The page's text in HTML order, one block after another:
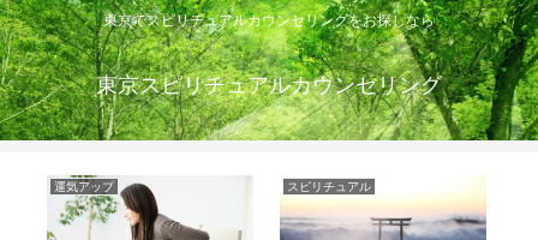
東京でスピリチュアルカウンセリングをお探しなら
東京スピリチュアルカウンセリング
運気アップ スピリチュアル